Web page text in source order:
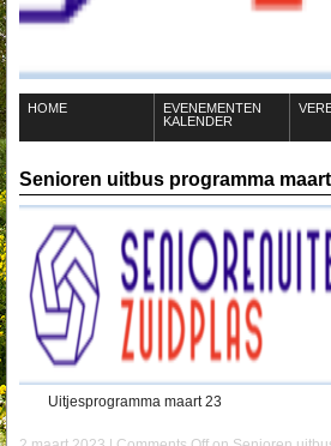
HOME
EVENEMENTEN
KALENDER
Senioren uitbus programma
Uitjesprogramma maart 23